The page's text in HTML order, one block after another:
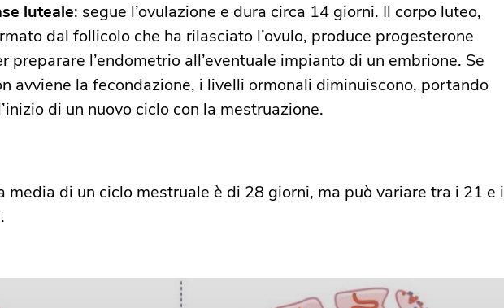
luteale: segue l’ovulazione e dura circa 14 giorni. Il corpo luteo,
dal follicolo che ha rilasciato l’ovulo, produce progesterone
preparare l’endometrio all’eventuale impianto di un embrione. Se
avviene la fecondazione, i livelli ormonali diminuiscono, portando
di un nuovo ciclo con la mestruazione.
media di un ciclo mestruale è di 28 giorni, ma può variare tra i 21 e i